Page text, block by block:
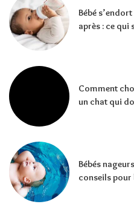
Bébé
après : ce qui
Comment
un chat qui
Bébés
conseils pour